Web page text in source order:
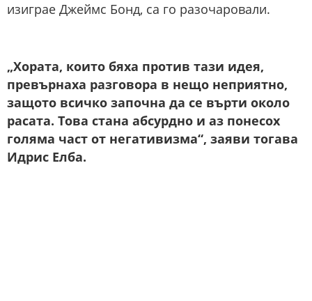
изиграе Джеймс Бонд, са го разочаровали.
„Хората, които бяха против тази идея,
превърнаха разговора в нещо неприятно,
защото всичко започна да се върти около
расата. Това стана абсурдно и аз понесох
голяма част от негативизма“, заяви тогава
Идрис Елба.